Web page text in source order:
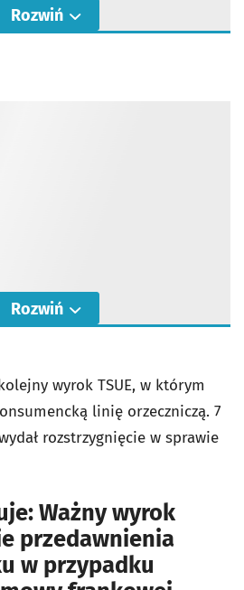
Rozwiń
Rozwiń
wyrok TSUE, w którym
linię orzeczniczą. 7
rozstrzygnięcie w sprawie
Ważny wyrok
przedawnienia
w przypadku